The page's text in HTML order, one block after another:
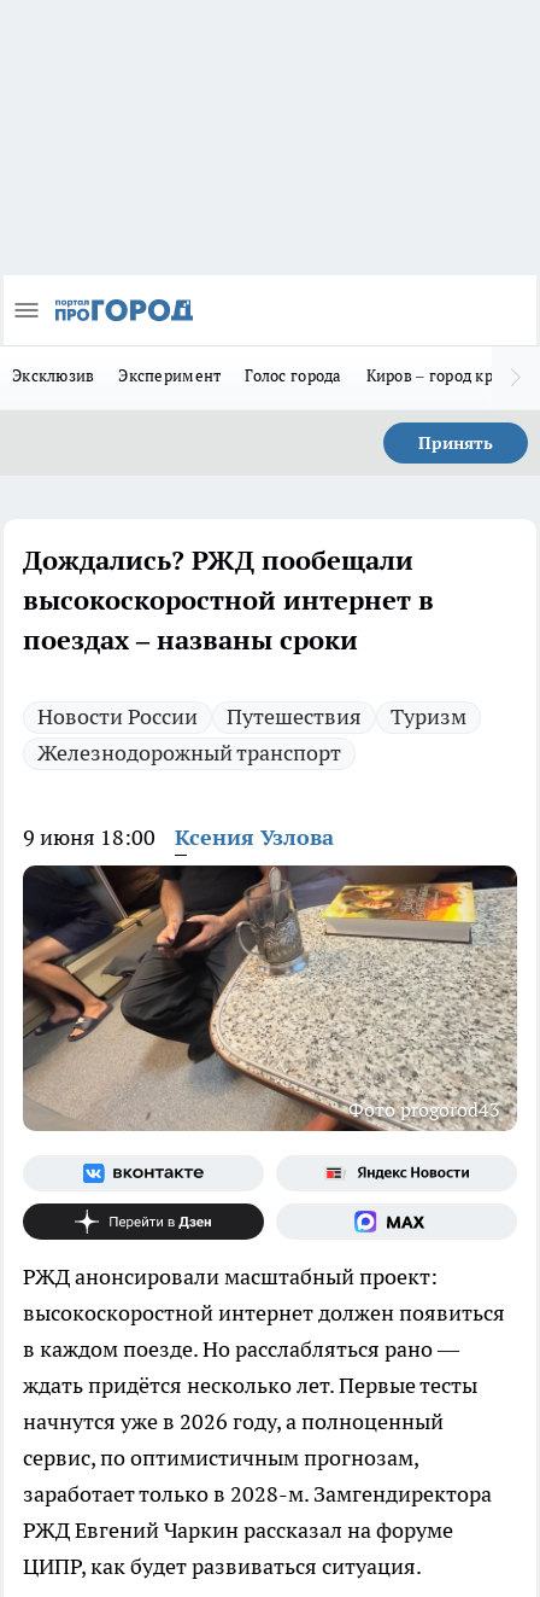
Эксклюзив Эксперимент Голос города Киров – город
Принять
Дождались? РЖД пообещали
высокоскоростной интернет в
поездах – названы сроки
Новости России Путешествия
Туризм
Железнодорожный транспорт
9 июня 18:00 Ксения Узлова
Фото progorod43
РЖД анонсировали масштабный проект:
высокоскоростной интернет должен появиться
в каждом поезде. Но расслабляться рано —
ждать придётся несколько лет. Первые тесты
начнутся уже в 2026 году, а полноценный
сервис, по оптимистичным прогнозам,
заработает только в 2028-м. Замгендиректора
РЖД Евгений Чаркин рассказал на форуме
ЦИПР, как будет развиваться ситуация.